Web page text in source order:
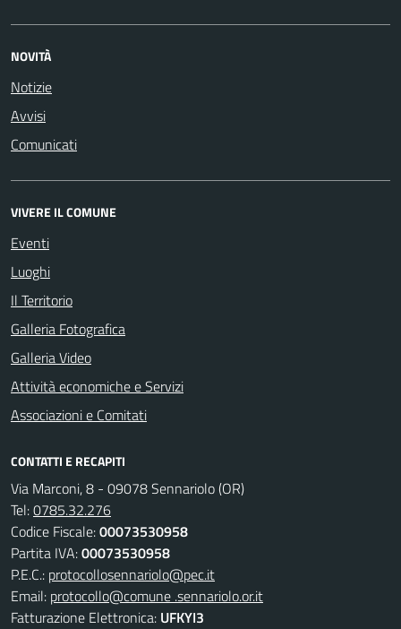
NOVITÀ
Notizie
Avvisi
Comunicati
VIVERE IL COMUNE
Eventi
Luoghi
Il Territorio
Galleria Fotografica
Galleria Video
Attività economiche e Servizi
Associazioni e Comitati
CONTATTI E RECAPITI
Via Marconi, 8 - 09078 Sennariolo (OR)
Tel:0785.32.276
Codice Fiscale:00073530958
Partita IVA:00073530958
P.E.C.: protocollosennariolo@pec.it
Email: protocollo@comune .sennariolo.or.it
Fatturazione Elettronica: UFKYI3